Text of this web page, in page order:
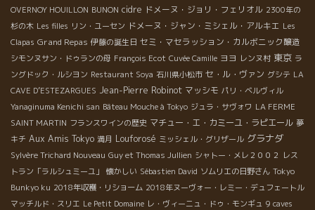
OVERNOY HOUILLON BUNON cidre ドメーヌ・ジョリ・フェリオル 2300年の
杉の木 Les filles リン・ユーセン ドメーヌ・ジャン・ミシェル・アルキエ Les
Clapas Grand Repas 伊藤の誕生日 セミ・マセラッション・カルボニック醸造
シモンヌサン・ドゥランの母 François Ecot Cuvée Camille ヨヨ レンヌ村 東京 ラ
ングドック・ルシヨン Restaurant Soya 石川県小松市 セ・ル・ヴァン グシテ LA
CAVE D’ESTEZARGUES Jean-Pierre Robinot マッシモ パリ・ベルヴィル
Yanaginuma Kenichi san Bâteau Mouche à Tokyo ジュラ・サヴォワ LA FERME
SAINT MARTIN フランスワインの歴史 マチュー・エ・カミーユ・ラピエール 夢
キチ Aux Amis Tokyo 満月 Louforosé ミッシェル・グリザール グラナダ
Sylvère Trichard Nouveau Guy et Thomas Jullien シャトー・メレ２００２ レス
トラン「ラルシュミーユ」
懐かしい Sébastien David ソムリエの日野さん Tokyo
Bunkyo ku 2018年収穫・リショーム 2018年ヌーヴォー・レミー・デュフェートル
マッチルド・スリエ Le Petit Domaine レ・ヴィーニュ・ドゥ・モンギュ 9 caves